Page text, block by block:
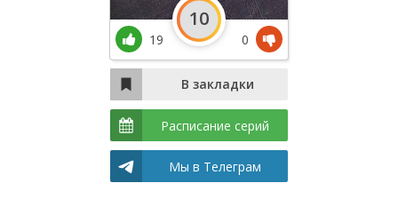
19
10
0
Расписание серий
Мы в Телеграм